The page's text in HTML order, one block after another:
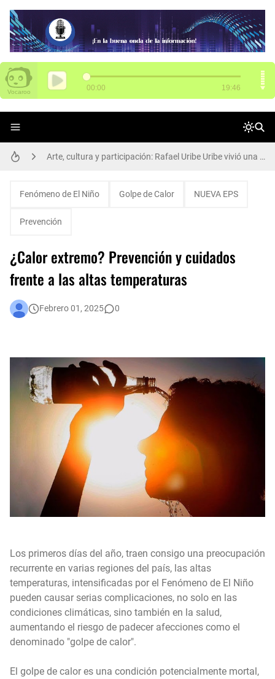
Arte, cultura y participación: Rafael Uribe Uribe vivió una gran jornada de Presupuestos Participativos
Alcalde Galán y María Fernanda Ortíz, nueva secretaria de Movilidad, dan apertura de ciclorruta de la carrera 68
Participa de Conciliatón 2015 este 20 y 21 de noviembre
Fenómeno de El Niño Golpe de Calor NUEVA EPS
Prevención
¿Calor extremo? Prevención y cuidados
frente a las altas temperaturas
Febrero 01, 2025 0
Los primeros días del año, traen consigo una preocupación
recurrente en varias regiones del país, las altas
temperaturas, intensificadas por el Fenómeno de El Niño
pueden causar serias complicaciones, no solo en las
condiciones climáticas, sino también en la salud,
aumentando el riesgo de padecer afecciones como el
denominado "golpe de calor".
El golpe de calor es una condición potencialmente mortal,